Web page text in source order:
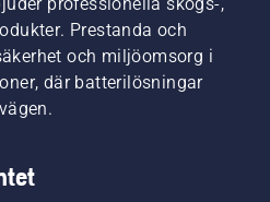
utan
Prestanda och
och miljöomsorg i
där batterilösningar